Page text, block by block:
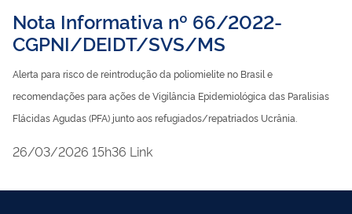
Nota Informativa nº 66/2022-
CGPNI/DEIDT/SVS/MS
Alerta para risco de reintrodução da poliomielite no Brasil e
recomendações para ações de Vigilância Epidemiológica das Paralisias
Flácidas Agudas (PFA) junto aos refugiados/repatriados Ucrânia.
publicado
26/03/2026 15h36 Link